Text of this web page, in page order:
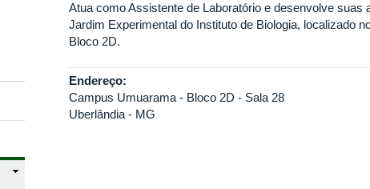
Atua como Assistente de Laboratório e desenvolve suas
Jardim Experimental do Instituto de Biologia, localizado
Bloco 2D.
Endereço:
Campus Umuarama - Bloco 2D - Sala 28
Uberlândia - MG